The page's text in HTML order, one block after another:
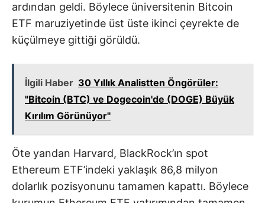
ardından geldi. Böylece üniversitenin Bitcoin
ETF maruziyetinde üst üste ikinci çeyrekte de
küçülmeye gittiği görüldü.
İlgili Haber 30 Yıllık Analistten Öngörüler:
"Bitcoin (BTC) ve Dogecoin'de (DOGE) Büyük
Kırılım Görünüyor"
Öte yandan Harvard, BlackRock’ın spot
Ethereum ETF’indeki yaklaşık 86,8 milyon
dolarlık pozisyonunu tamamen kapattı. Böylece